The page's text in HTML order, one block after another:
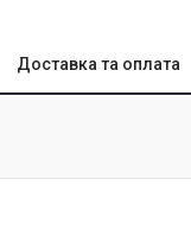
Доставка та оплата